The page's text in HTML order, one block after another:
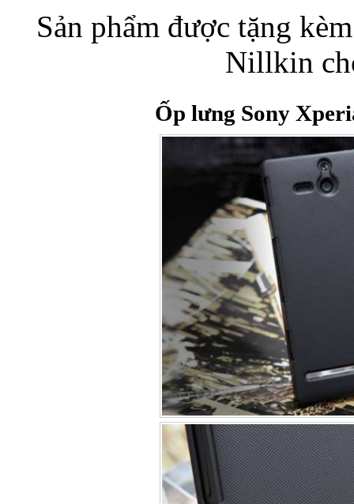
Bao da Samsung
Bao da Samsung
Sản phẩm được tặng
Nillkin
Ốp lưng Sony